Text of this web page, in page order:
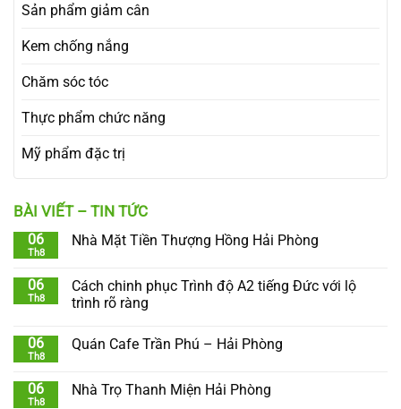
Sản phẩm giảm cân
Kem chống nắng
Chăm sóc tóc
Thực phẩm chức năng
Mỹ phẩm đặc trị
BÀI VIẾT – TIN TỨC
06
Th8
Nhà Mặt Tiền Thượng Hồng Hải Phòng
06
Th8
Cách chinh phục Trình độ A2 tiếng Đức với lộ
trình rõ ràng
06
Th8
Quán Cafe Trần Phú – Hải Phòng
06
Th8
Nhà Trọ Thanh Miện Hải Phòng